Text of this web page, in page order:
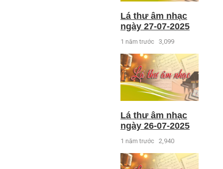
Lá thư âm nhạc
ngày 27-07-2025
1 năm trước 3,099
Lá thư âm nhạc
ngày 26-07-2025
1 năm trước 2,940